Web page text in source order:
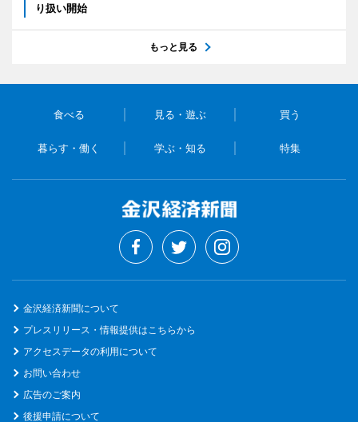
り扱い開始
もっと見る
食べる 見る・遊ぶ 買う
暮らす・働く 学ぶ・知る 特集
金沢経済新聞について
プレスリリース・情報提供はこちらから
アクセスデータの利用について
お問い合わせ
広告のご案内
後援申請について